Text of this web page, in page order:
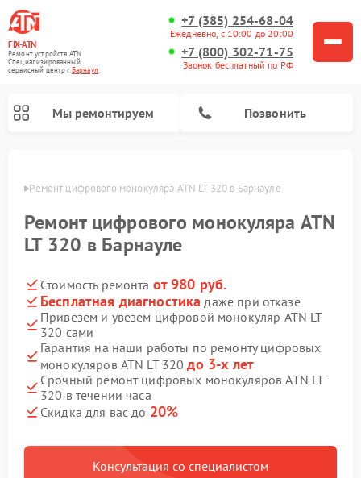
FIX-ATN
Ремонт устройств ATN
Специализированный
cервисный центр г.Барнаул
+7 (385) 254-68-04
Ежедневно, с 10:00 до 20:00
+7 (800) 302-71-75
Звонок бесплатный по РФ
Мы ремонтируем Позвонить
Ремонт цифрового монокуляра ATN LT 320 в Барнауле
Ремонт цифрового монокуляра ATN
LT 320 в Барнауле
Стоимость ремонта от 980 руб.
Бесплатная диагностика даже при отказе
Привезем и увезем цифровой монокуляр ATN LT
320 сами
Гарантия на наши работы по ремонту цифровых
монокуляров ATN LT 320до 3-х лет
Срочный ремонт цифровых монокуляров ATN LT
320 в течении часа
Скидка для вас до 20%
Консультация со специалистом